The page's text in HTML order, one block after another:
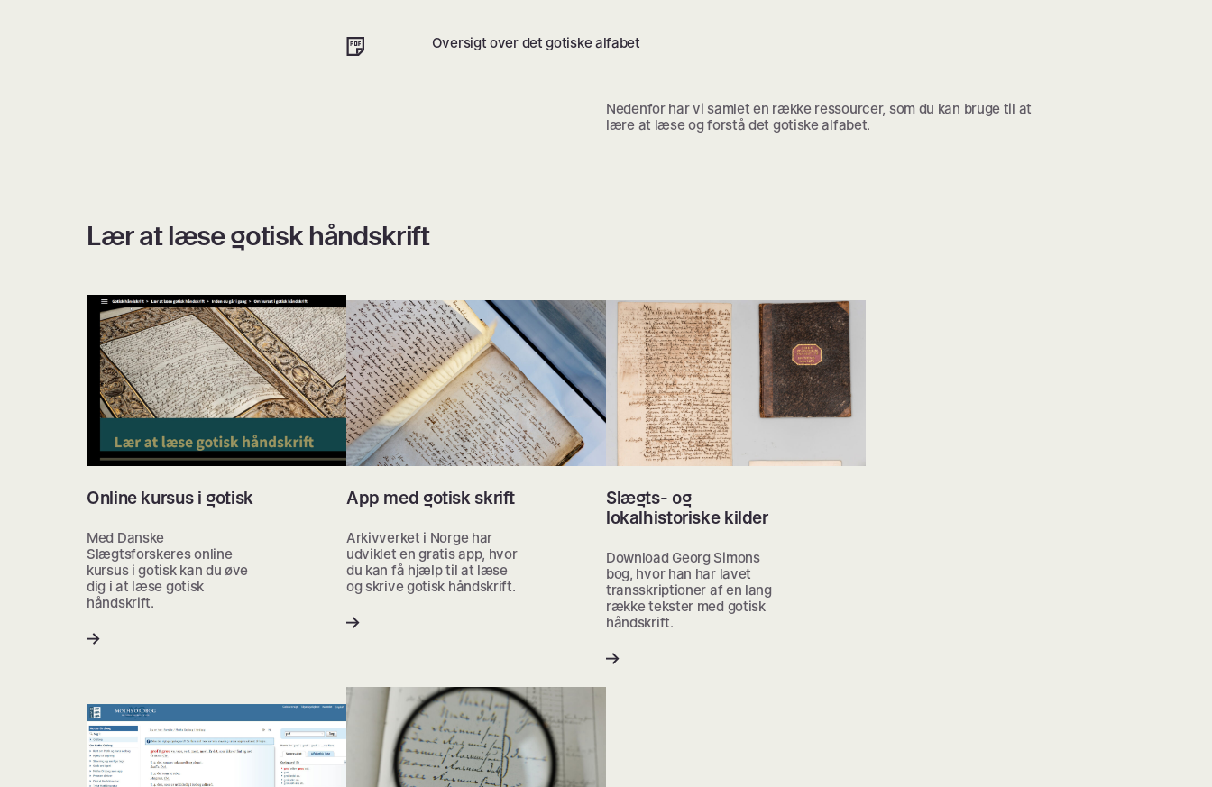
Oversigt over det gotiske alfabet
Nedenfor har vi samlet en række ressourcer, som du kan bruge til at
lære at læse og forstå det gotiske alfabet.
Lær at læse gotisk håndskrift
Online kursus i gotisk
Med Danske
Slægtsforskeres online
kursus i gotisk kan du øve
dig i at læse gotisk
håndskrift.
App med gotisk skrift
Arkivverket i Norge har
udviklet en gratis app, hvor
du kan få hjælp til at læse
og skrive gotisk håndskrift.
Slægts- og
lokalhistoriske kilder
Download Georg Simons
bog, hvor han har lavet
transskriptioner af en lang
række tekster med gotisk
håndskrift.